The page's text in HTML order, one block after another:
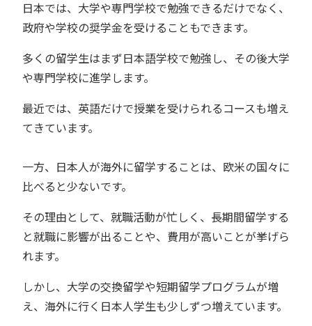
日本では、大学や専門学校で勉強できるだけでなく、
政府や学校の奨学金を受けることもできます。
多くの留学生はまず日本語学校で勉強し、その後大学
や専門学校に進学します。
最近では、英語だけで授業を受けられるコースも増え
てきています。
一方、日本人が海外に留学することは、欧米の国々に
比べると少ないです。
その理由として、就職活動が忙しく、長期間留学する
と就職に影響が出ることや、費用が高いことが挙げら
れます。
しかし、大学の交換留学や短期留学プログラムが増
え、海外に行く日本人学生も少しずつ増えています。